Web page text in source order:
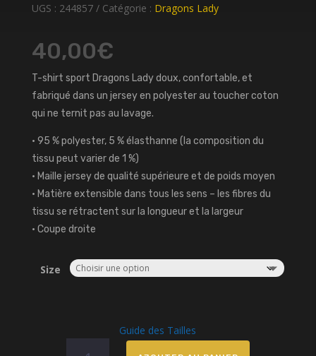
UGS : 244857 Catégorie : Dragons Lady
40,00€
T-shirt sport Dragons Lady doux, confortable, et
fabriqué dans un jersey en polyester au toucher coton
qui ne ternit pas au lavage.
• 95 % polyester, 5 % élasthanne (la composition du
tissu peut varier de 1 %)
• Maille jersey de qualité supérieure et de poids moyen
• Matière extensible dans tous les sens – les fibres du
tissu se rétractent sur la longueur et la largeur
• Coupe droite
Size
Guide des Tailles